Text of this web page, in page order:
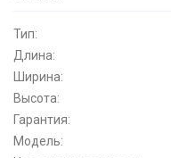
Тип:
Длина:
Ширина:
Высота:
Гарантия:
Модель: